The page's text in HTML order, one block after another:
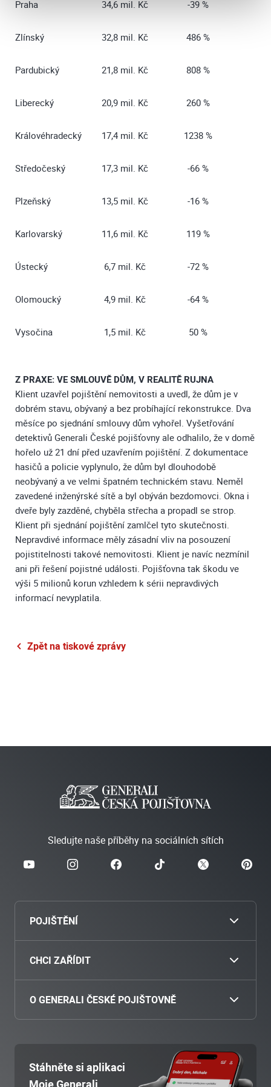
Praha 34,6 mil. Kč -39 %
Zlínský 32,8 mil. Kč 486 %
Pardubický 21,8 mil. Kč 808 %
Liberecký 20,9 mil. Kč 260 %
Královéhradecký 17,4 mil. Kč 1238 %
Středočeský 17,3 mil. Kč -66 %
Plzeňský 13,5 mil. Kč -16 %
Karlovarský 11,6 mil. Kč 119 %
Ústecký 6,7 mil. Kč -72 %
Olomoucký 4,9 mil. Kč -64 %
Vysočina 1,5 mil. Kč 50 %
Z PRAXE: VE SMLOUVĚ DŮM, V REALITĚ RUJNA
Klient uzavřel pojištění nemovitosti a uvedl, že dům je v
dobrém stavu, obývaný a bez probíhající rekonstrukce. Dva
měsíce po sjednání smlouvy dům vyhořel. Vyšetřování
detektivů Generali České pojišťovny ale odhalilo, že v domě
hořelo už 21 dní před uzavřením pojištění. Z dokumentace
hasičů a policie vyplynulo, že dům byl dlouhodobě
neobývaný a ve velmi špatném technickém stavu. Neměl
zavedené inženýrské sítě a byl obýván bezdomovci. Okna i
dveře byly zazděné, chyběla střecha a propadl se strop.
Klient při sjednání pojištění zamlčel tyto skutečnosti.
Nepravdivé informace měly zásadní vliv na posouzení
pojistitelnosti takové nemovitosti. Klient je navíc nezmínil
ani při řešení pojistné události. Pojišťovna tak škodu ve
výši 5 milionů korun vzhledem k sérii nepravdivých
informací nevyplatila.
Zpět na tiskové zprávy
Sledujte naše příběhy na sociálních sítích
POJIŠTĚNÍ
Cestovní
Povinné ručení
Majetek
CHCI ZAŘÍDIT
Nahlásit škodu
Zaplatit pojistné
Stav pojistné události
O GENERALI ČESKÉ POJIŠTOVNĚ
Poradenská místa
Stáhněte si aplikaci
Moje Generali